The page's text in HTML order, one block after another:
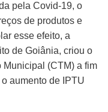
pela Covid-19, o
de produtos e
esse efeito, a
de Goiânia, criou o
Municipal (CTM) a fim
aumento de IPTU